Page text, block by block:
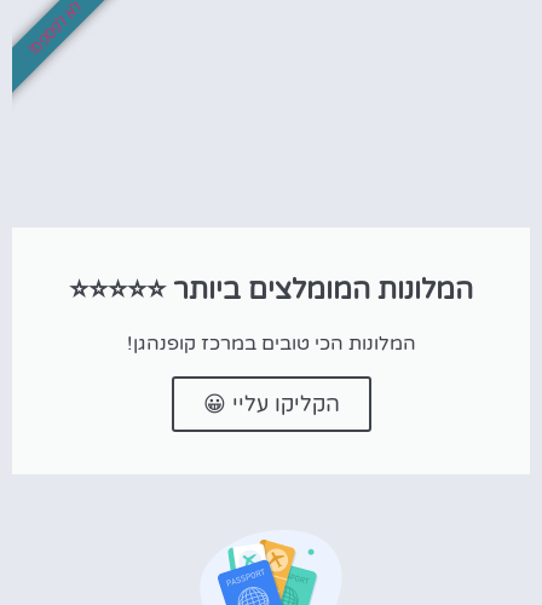
המלונות המומלצים ביותר ⭐⭐⭐⭐⭐
המלונות הכי טובים במרכז קופנהגן!
הקליקו עליי 😀
לא לפספס!